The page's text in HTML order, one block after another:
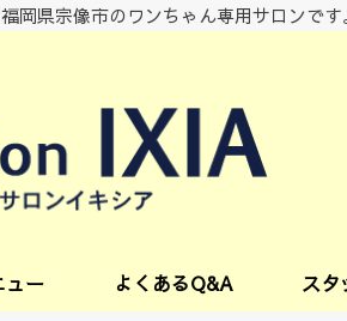
岡県宗像市のワンちゃん専用サロンで
ュー よくあるQ&A スタ